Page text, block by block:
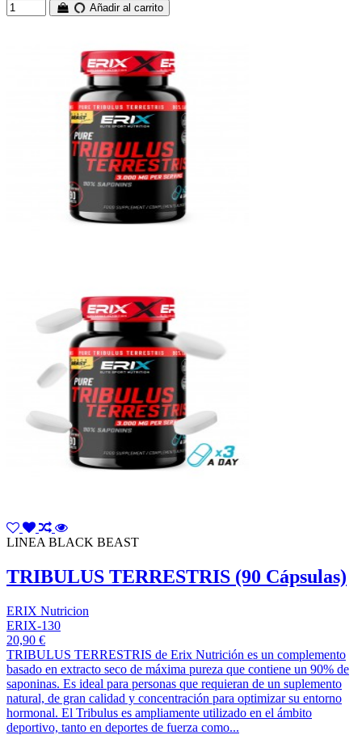
Añadir al carrito
LINEA BLACK BEAST
TRIBULUS TERRESTRIS (90 Cápsulas)
ERIX Nutricion
ERIX-130
20,90 €
TRIBULUS TERRESTRIS de Erix Nutrición es un complemento
basado en extracto seco de máxima pureza que contiene un 90% de
saponinas. Es ideal para personas que requieran de un suplemento
natural, de gran calidad y concentración para optimizar su entorno
hormonal. El Tribulus es ampliamente utilizado en el ámbito
deportivo, tanto en deportes de fuerza como...